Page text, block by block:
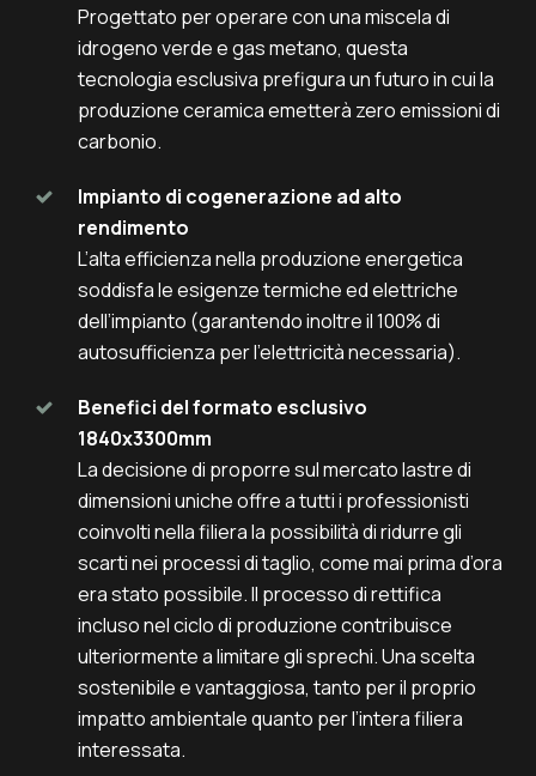
Progettato per operare con una miscela di
idrogeno verde e gas metano, questa
tecnologia esclusiva prefigura un futuro in cui la
produzione ceramica emetterà zero emissioni di
carbonio.
Impianto di cogenerazione ad alto
rendimento
L’alta efficienza nella produzione energetica
soddisfa le esigenze termiche ed elettriche
dell’impianto (garantendo inoltre il 100% di
autosufficienza per l’elettricità necessaria).
Benefici del formato esclusivo
1840x3300mm
La decisione di proporre sul mercato lastre di
dimensioni uniche offre a tutti i professionisti
coinvolti nella filiera la possibilità di ridurre gli
scarti nei processi di taglio, come mai prima d’ora
era stato possibile. Il processo di rettifica
incluso nel ciclo di produzione contribuisce
ulteriormente a limitare gli sprechi. Una scelta
sostenibile e vantaggiosa, tanto per il proprio
impatto ambientale quanto per l’intera filiera
interessata.